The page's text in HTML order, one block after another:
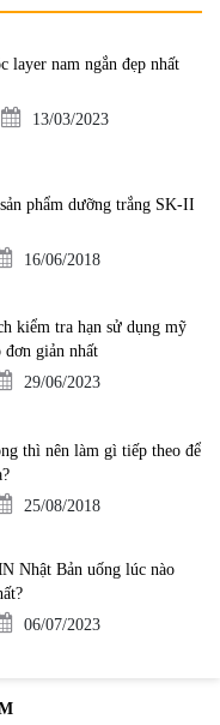
layer nam ngắn đẹp nhất
13/03/2023
phẩm dưỡng trắng SK-II
16/06/2018
kiểm tra hạn sử dụng mỹ
đơn giản nhất
29/06/2023
thì nên làm gì tiếp theo để
25/08/2018
Nhật Bản uống lúc nào
06/07/2023